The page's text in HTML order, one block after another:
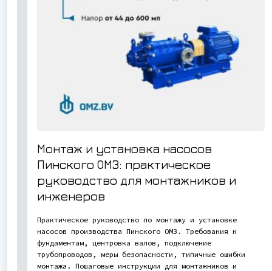
Монтаж и установка насосов
Пинского ОМЗ: практическое
руководство для монтажников и
инженеров
Практическое руководство по монтажу и установке
насосов производства Пинского ОМЗ. Требования к
фундаментам, центровка валов, подключение
трубопроводов, меры безопасности, типичные ошибки
монтажа. Пошаговые инструкции для монтажников и